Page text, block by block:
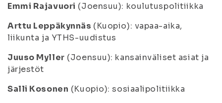
Emmi Rajavuori (Joensuu): koulutuspolitiikka
Arttu Leppäkynnäs (Kuopio): vapaa-aika,
liikunta ja YTHS-uudistus
Juuso Myller (Joensuu): kansainväliset asiat ja
järjestöt
Salli Kosonen (Kuopio): sosiaalipolitiikka